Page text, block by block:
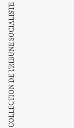
COLLECTION DE TRIBUNE SOCIALISTE